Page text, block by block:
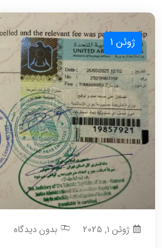
ژوئن 1
ژوئن 1, 2025 بدون دیدگاه